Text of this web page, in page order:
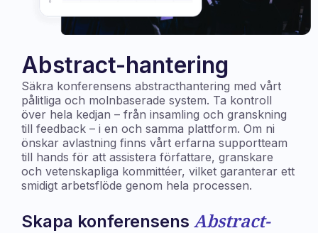
Abstract-hantering
Säkra konferensens abstracthantering med vårt
pålitliga och molnbaserade system. Ta kontroll
över hela kedjan – från insamling och granskning
till feedback – i en och samma plattform. Om ni
önskar avlastning finns vårt erfarna supportteam
till hands för att assistera författare, granskare
och vetenskapliga kommittéer, vilket garanterar ett
smidigt arbetsflöde genom hela processen.
Skapa konferensens Abstract-